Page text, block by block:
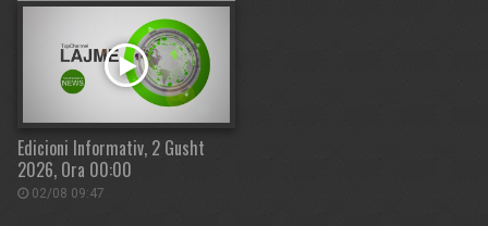
Edicioni Informativ, 2 Gusht
2026, Ora 00:00
02/08 09:47